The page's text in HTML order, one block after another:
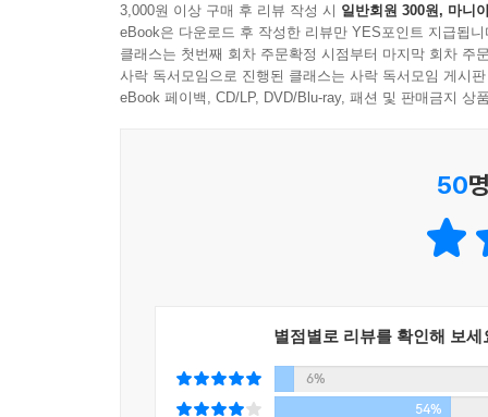
3,000원 이상 구매 후 리뷰 작성 시 일반회원 300원, 마니
eBook은 다운로드 후 작성한 리뷰만 YES포인트 지급됩니
클래스는 첫번째 회차 주문확정 시점부터 마지막 회차 주
사락 독서모임으로 진행된 클래스는 사락 독서모임 게시
eBook 페이백, CD/LP, DVD/Blu-ray, 패션 및 판매금지 상
50
별점별로 리뷰를 확인해 보세
6%
54%